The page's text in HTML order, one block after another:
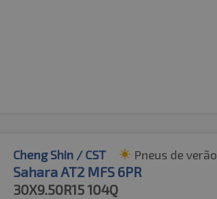
Cheng Shin / CST Pneus de verão
Sahara AT2 MFS 6PR
30X9.50R15104Q